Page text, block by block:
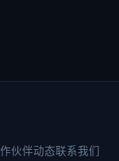
伙伴动态联系我们